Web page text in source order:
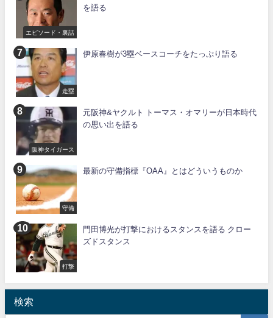
エピソード・裏話
を語る
走塁
伊原春樹が3塁ベースコーチをたっぷり語る
阪神タイガース
元阪神&ヤクルト トーマス・オマリーが日本時代
の思い出を語る
守備
最新の守備指標『OAA』とはどういうものか
打撃
門田博光が打撃におけるスタンスを語る クロー
ズドスタンス
検索